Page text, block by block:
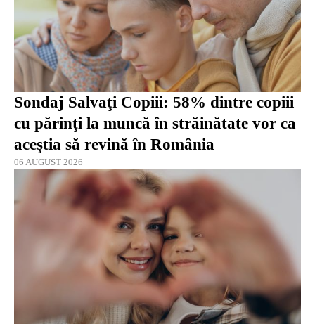
Sondaj Salvaţi Copiii: 58% dintre copiii
cu părinţi la muncă în străinătate vor ca
aceştia să revină în România
06 AUGUST 2026